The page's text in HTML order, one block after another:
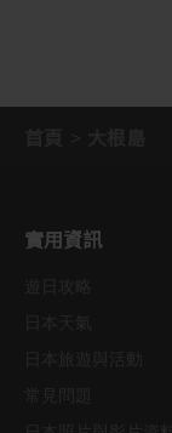
實用資訊